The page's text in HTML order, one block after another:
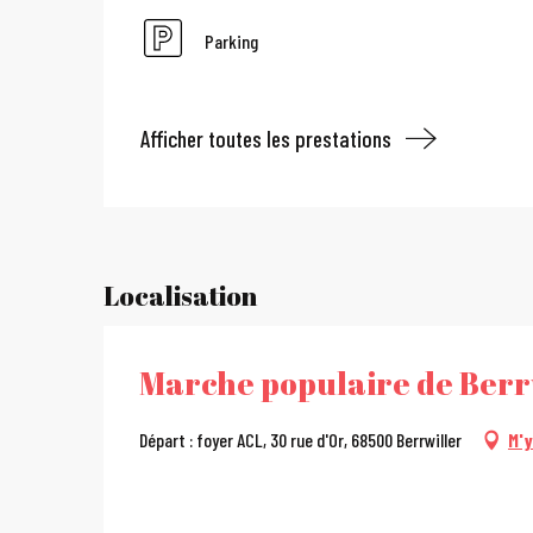
Parking
Afficher toutes les prestations
Localisation
Marche populaire de
Départ : foyer ACL, 30 rue d'Or, 68500 Berrwiller